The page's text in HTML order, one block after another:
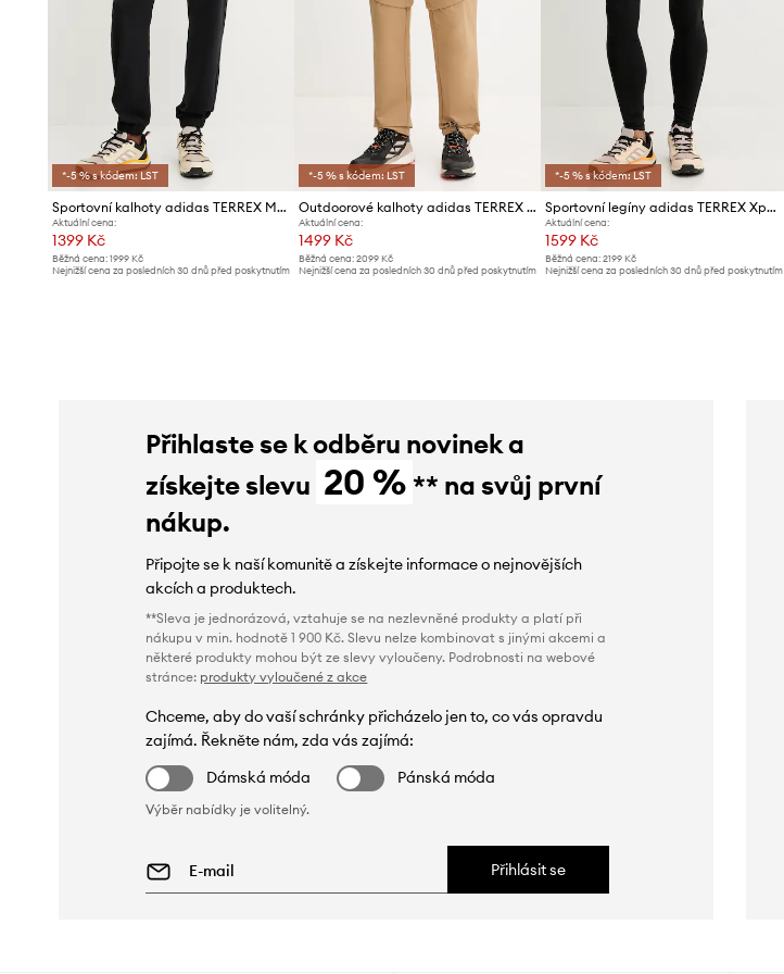
*-5 % s kódem: LST
Sportovní kalhoty adidas TERREX Multi
Aktuální cena:
1399 Kč
Běžná cena: 1999 Kč
Nejnižší cena za posledních 30 dnů před poskytnutím
*-5 % s kódem: LST
Outdoorové kalhoty adidas TERREX Multi
Aktuální cena:
1499 Kč
Běžná cena:2099 Kč
Nejnižší cena za posledních 30 dnů před poskytnutím
*-5 % s kódem: LST
Sportovní legíny adidas TERREX Xperior
Aktuální cena:
1599 Kč
Běžná cena: 2199 Kč
Nejnižší cena za posledních 30 dnů před poskytnutím
Přihlaste se k odběru novinek a
získejte slevu 20 % ** na svůj první
nákup.
Připojte se k naší komunitě a získejte informace o nejnovějších
akcích a produktech.
**Sleva je jednorázová, vztahuje se na nezlevněné produkty a platí při
nákupu v min. hodnotě 1 900 Kč. Slevu nelze kombinovat s jinými akcemi a
některé produkty mohou být ze slevy vyloučeny. Podrobnosti na webové
stránce: produkty vyloučené z akce
Chceme, aby do vaší schránky přicházelo jen to, co vás opravdu
zajímá. Řekněte nám, zda vás zajímá:
Dámská móda
Pánská móda
Výběr nabídky je volitelný.
Přihlásit se